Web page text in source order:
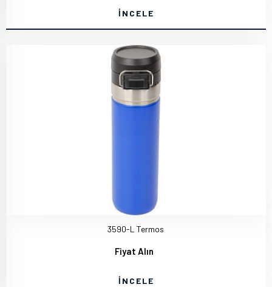
İNCELE
3590-L Termos
Fiyat Alın
İNCELE